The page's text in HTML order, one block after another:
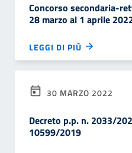
Concorso secondaria-
28 marzo al 1 aprile
LEGGI DI PIÙ
30 MARZO 2022
Decreto p.p. n. 2033/
10599/2019